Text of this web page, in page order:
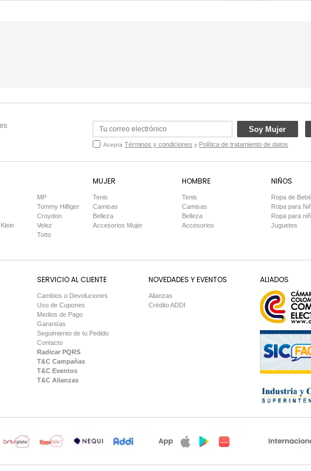
Soy Mujer
Acepta Términos y condiciones y Política de tratamiento de datos
MP
Tommy Hilfiger
Croydon
Velez
Totto
MUJER
Tenis
Camisas
Belleza
Accesorios Mujer
HOMBRE
Tenis
Camisas
Belleza
Accesorios
NIÑOS
Ropa de Bebé
Ropa para
Ropa para
Juguetes
SERVICIO AL CLIENTE
Cambios o Devoluciones
Uso de Cupones
Medios de Pago
Garantías
Seguimiento de tu Pedido
Contacto
Radicar PQRS
T&C Campañas
T&C Eventos
T&C Alianzas
NOVEDADES Y EVENTOS
Alianzas
Crédito ADDI
ALIADOS